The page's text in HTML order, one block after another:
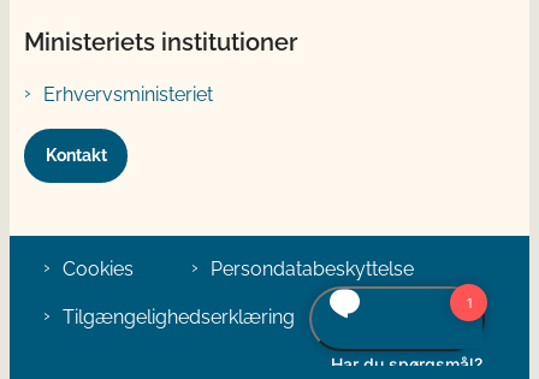
Ministeriets institutioner
Erhvervsministeriet
Kontakt
Cookies Persondatabeskyttelse
Tilgængelighedserklæring